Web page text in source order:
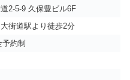
2-5-9 久保豊ビル6F
街道駅より徒歩2分
約制